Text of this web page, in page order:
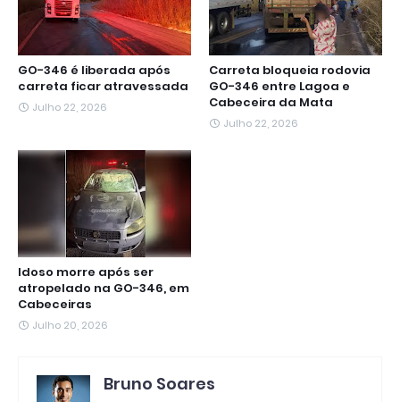
GO-346 é liberada após
carreta ficar atravessada
Julho 22, 2026
Carreta bloqueia rodovia
GO-346 entre Lagoa e
Cabeceira da Mata
Julho 22, 2026
Idoso morre após ser
atropelado na GO-346, em
Cabeceiras
Julho 20, 2026
Bruno Soares